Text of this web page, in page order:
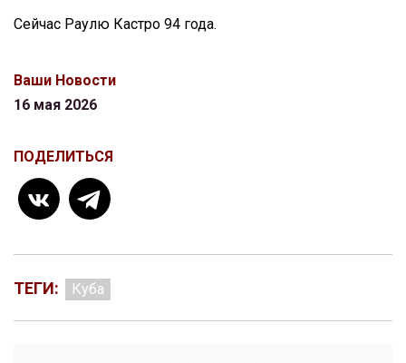
Сейчас Раулю Кастро 94 года.
Ваши Новости
16 мая 2026
ПОДЕЛИТЬСЯ
ТЕГИ: Куба